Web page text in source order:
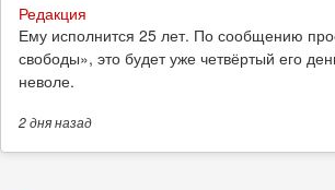
Редакция
Ему исполнится 25 лет. По сообщению
свободы», это будет уже четвёртый его
неволе.
2 дняназад